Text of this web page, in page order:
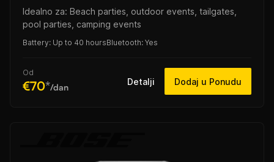
Idealno za: Beach parties, outdoor events, tailgates,
pool parties, camping events
Battery: Up to 40 hoursBluetooth: Yes
Od
€70*/dan
Detalji Dodaj u Ponudu